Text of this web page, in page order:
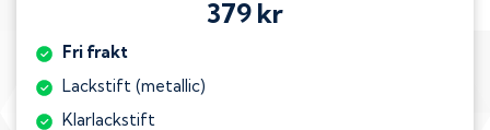
379 kr
Fri frakt
Lackstift (metallic)
Klarlackstift